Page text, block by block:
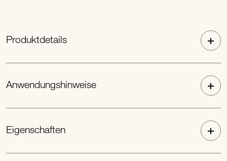
Produktdetails
Anwendungshinweise
Eigenschaften